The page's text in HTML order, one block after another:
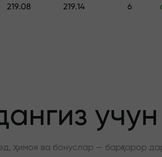
—
219.08 219.14 6
ҳимоя ва бонуслар — барқарор